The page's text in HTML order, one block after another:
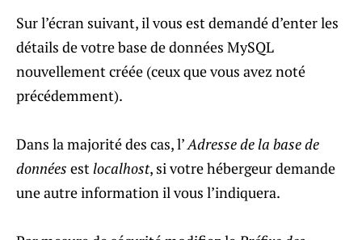
Sur l’écran suivant, il vous est demandé d’enter les
détails de votre base de données MySQL
nouvellement créée (ceux que vous avez noté
précédemment).
Dans la majorité des cas, l’Adresse de la base de
données est localhost, si votre hébergeur demande
une autre information il vous l’indiquera.